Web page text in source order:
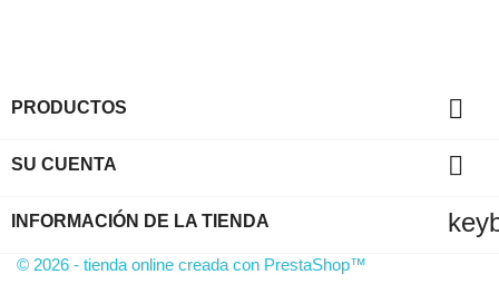
PRODUCTOS 
SU CUENTA 
INFORMACIÓN DE LA TIENDA
© 2026 - tienda online creada con PrestaShop™